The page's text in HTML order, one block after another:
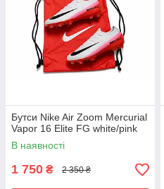
Бутси Nike Air Zoom Mercurial
Vapor 16 Elite FG white/pink
В наявності
1 750 ₴ 2 350 ₴